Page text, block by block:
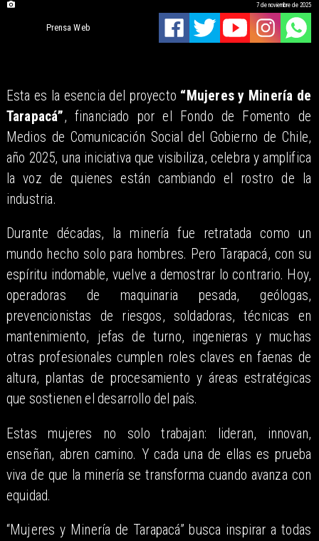
Prensa Web
7 de noviembre de 2025
​Esta es la esencia del proyecto “Mujeres y Minería de
Tarapacá”, financiado por el Fondo de Fomento de
Medios de Comunicación Social del Gobierno de Chile,
año 2025, una iniciativa que visibiliza, celebra y amplifica
la voz de quienes están cambiando el rostro de la
industria.
Durante décadas, la minería fue retratada como un
mundo hecho solo para hombres. Pero Tarapacá, con su
espíritu indomable, vuelve a demostrar lo contrario. Hoy,
operadoras de maquinaria pesada, geólogas,
prevencionistas de riesgos, soldadoras, técnicas en
mantenimiento, jefas de turno, ingenieras y muchas
otras profesionales cumplen roles claves en faenas de
altura, plantas de procesamiento y áreas estratégicas
que sostienen el desarrollo del país.
Estas mujeres no solo trabajan: lideran, innovan,
enseñan, abren camino. Y cada una de ellas es prueba
viva de que la minería se transforma cuando avanza con
equidad.
“Mujeres y Minería de Tarapacá” busca inspirar a todas